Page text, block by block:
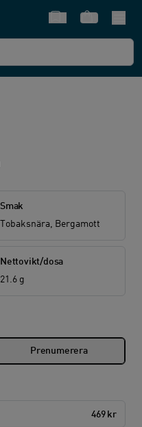
SnabbvalVarukorg
Smak
Tobaksnära, Bergamott
Nettovikt/dosa
21.6 g
Prenumerera
469 kr